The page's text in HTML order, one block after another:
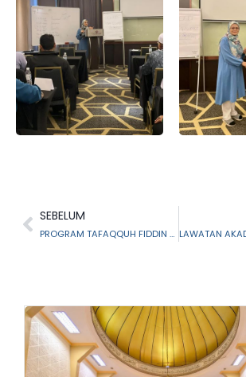
SEBELUM
PROGRAM TAFAQQUH FIDDIN SIRI 4/2024 PUSAT PENGURUSAN PENGISLAMAN (PPP), MAIS